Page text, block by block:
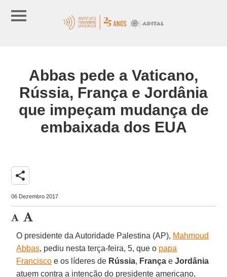
Abbas pede a Vaticano,
Rússia, França e Jordânia
que impeçam mudança de
embaixada dos EUA
share
06 Dezembro 2017
O presidente da Autoridade Palestina (AP), Mahmoud
Abbas, pediu nesta terça-feira, 5, que o papa
Francisco e os líderes de Rússia, França eJordânia
atuem contra a intenção do presidente americano,